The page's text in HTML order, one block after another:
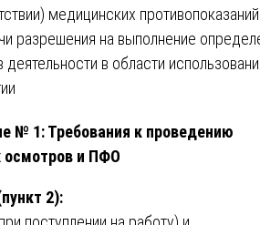
медицинских
разрешения на выполнение
деятельности в области
№ 1: Требования к проведению
осмотров и ПФО
2):